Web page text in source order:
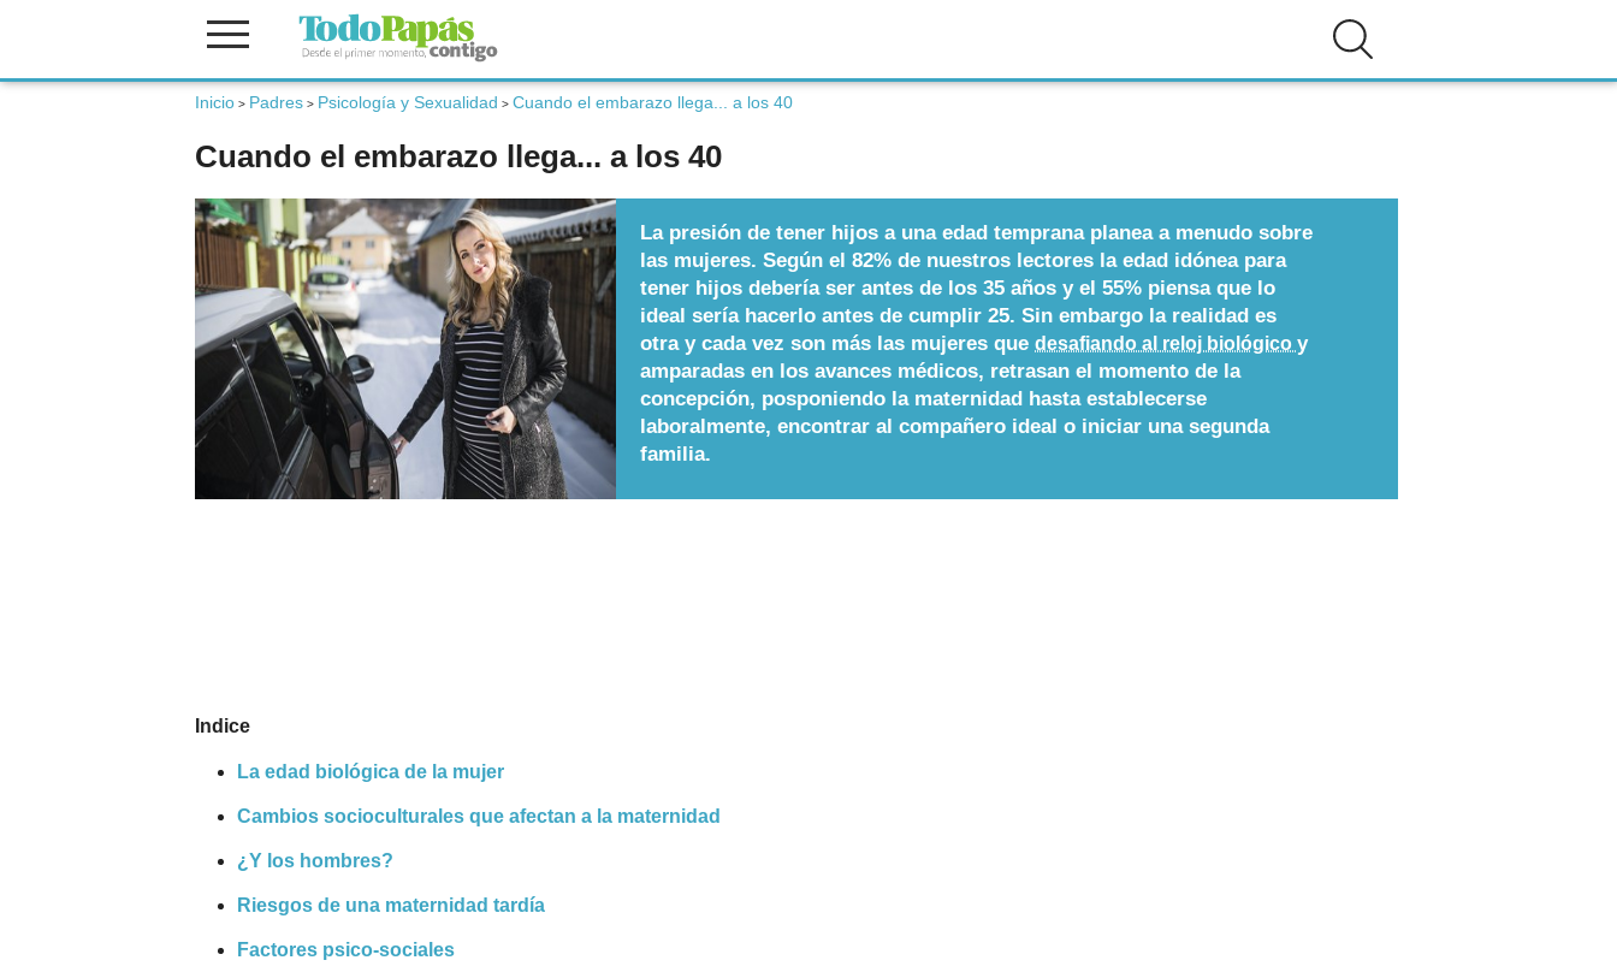
Inicio > Padres > Psicología y Sexualidad > Cuando el embarazo llega... a los 40
Cuando el embarazo llega... a los 40
La presión de tener hijos a una edad temprana planea a menudo sobre
las mujeres. Según el 82% de nuestros lectores la edad idónea para
tener hijos debería ser antes de los 35 años y el 55% piensa que lo
ideal sería hacerlo antes de cumplir 25. Sin embargo la realidad es
otra y cada vez son más las mujeres que desafiando al reloj biológico y
amparadas en los avances médicos, retrasan el momento de la
concepción, posponiendo la maternidad hasta establecerse
laboralmente, encontrar al compañero ideal o iniciar una segunda
familia.
Indice
La edad biológica de la mujer
Cambios socioculturales que afectan a la maternidad
¿Y los hombres?
Riesgos de una maternidad tardía
Factores psico-sociales